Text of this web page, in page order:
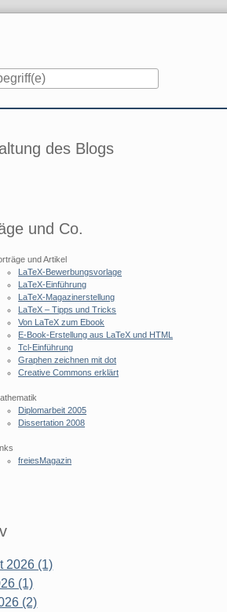
des Blogs
und Co.
und Artikel
LaTeX-Bewerbungsvorlage
LaTeX-Einführung
LaTeX-Magazinerstellung
LaTeX – Tipps und Tricks
Von LaTeX zum Ebook
E-Book-Erstellung aus LaTeX und HTML
Tcl-Einführung
Graphen zeichnen mit dot
Creative Commons erklärt
Diplomarbeit 2005
Dissertation 2008
freiesMagazin
2026 (1)
(1)
(2)